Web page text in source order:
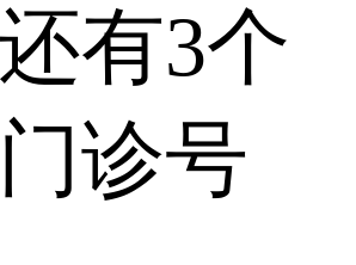
有3个
诊号